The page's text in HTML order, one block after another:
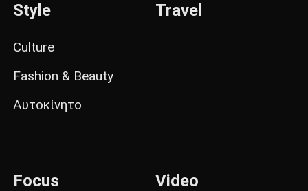
Style
Culture
Fashion & Beauty
Αυτοκίνητο
Travel
Focus Video